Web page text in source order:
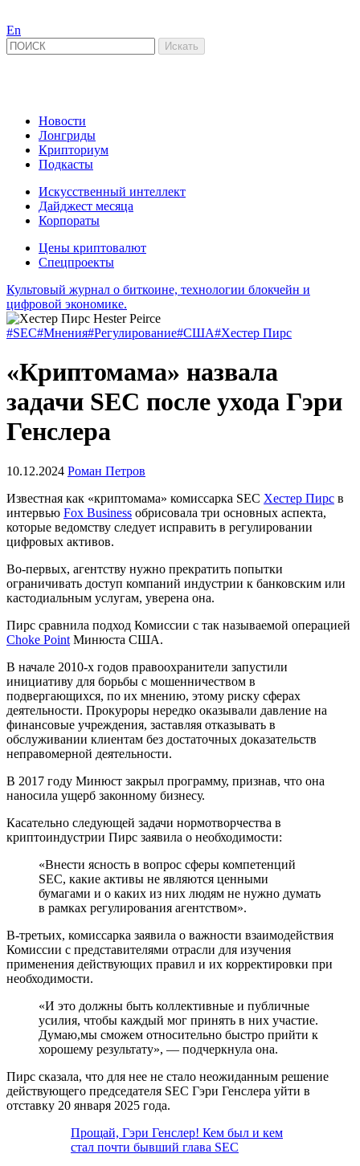
En
Новости
Лонгриды
Крипториум
Подкасты
Искусственный интеллект
Дайджест месяца
Корпораты
Цены криптовалют
Спецпроекты
Культовый журнал о биткоине, технологии блокчейн и
цифровой экономике.
#SEC#Мнения#Регулирование#США#Хестер Пирс
«Криптомама» назвала
задачи SEC после ухода Гэри
Генслера
10.12.2024 Роман Петров
Известная как «криптомама» комиссарка SEC Хестер Пирс в
интервью Fox Business обрисовала три основных аспекта,
которые ведомству следует исправить в регулировании
цифровых активов.
Во-первых, агентству нужно прекратить попытки
ограничивать доступ компаний индустрии к банковским или
кастодиальным услугам, уверена она.
Пирс сравнила подход Комиссии с так называемой операцией
Choke Point Минюста США.
В начале 2010-х годов правоохранители запустили
инициативу для борьбы с мошенничеством в
подвергающихся, по их мнению, этому риску сферах
деятельности. Прокуроры нередко оказывали давление на
финансовые учреждения, заставляя отказывать в
обслуживании клиентам без достаточных доказательств
неправомерной деятельности.
В 2017 году Минюст закрыл программу, признав, что она
наносила ущерб законному бизнесу.
Касательно следующей задачи нормотворчества в
криптоиндустрии Пирс заявила о необходимости:
«Внести ясность в вопрос сферы компетенций
SEC, какие активы не являются ценными
бумагами и о каких из них людям не нужно думать
в рамках регулирования агентством».
В-третьих, комиссарка заявила о важности взаимодействия
Комиссии с представителями отрасли для изучения
применения действующих правил и их корректировки при
необходимости.
«И это должны быть коллективные и публичные
усилия, чтобы каждый мог принять в них участие.
Думаю,мы сможем относительно быстро прийти к
хорошему результату», — подчеркнула она.
Пирс сказала, что для нее не стало неожиданным решение
действующего председателя SEC Гэри Генслера уйти в
отставку 20 января 2025 года.
Прощай, Гэри Генслер! Кем был и кем
стал почти бывший глава SEC